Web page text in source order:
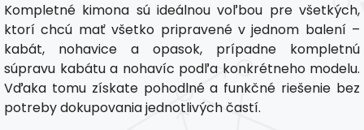
Kompletné kimona sú ideálnou voľbou pre všetkých,
ktorí chcú mať všetko pripravené v jednom balení –
kabát, nohavice a opasok, prípadne kompletnú
súpravu kabátu a nohavíc podľa konkrétneho modelu.
Vďaka tomu získate pohodlné a funkčné riešenie bez
potreby dokupovania jednotlivých častí.